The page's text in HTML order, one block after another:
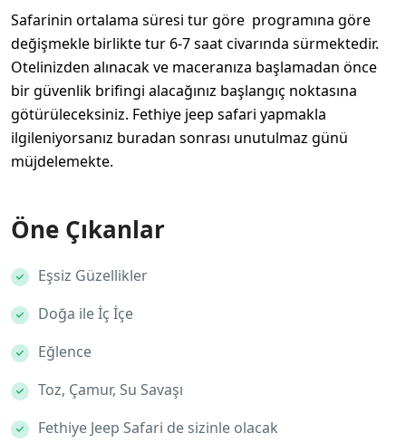
Safarinin ortalama süresi tur göre programına göre
değişmekle birlikte tur 6-7 saat civarında sürmektedir.
Otelinizden alınacak ve maceranıza başlamadan önce
bir güvenlik brifingi alacağınız başlangıç ​​noktasına
götürüleceksiniz. Fethiye jeep safari yapmakla
ilgileniyorsanız buradan sonrası unutulmaz günü
müjdelemekte.
Öne Çıkanlar
Eşsiz Güzellikler
Doğa ile İç İçe
Eğlence
Toz, Çamur, Su Savaşı
Fethiye Jeep Safari de sizinle olacak